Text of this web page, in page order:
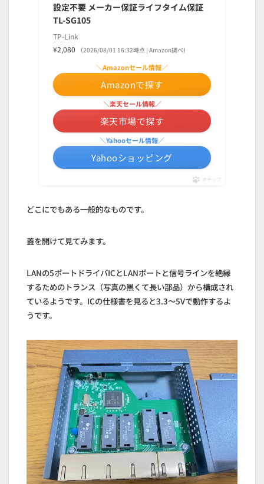
設定不要 メーカー保証ライフタイム保証
TL-SG105
TP-Link
¥2,080
（2026/08/01 16:32時点 | Amazon調べ）
＼Amazonセール情報／
Amazonで探す
＼楽天セール情報／
楽天市場で探す
＼Yahooセール情報／
Yahooショッピング
ポチップ
どこにでもある一般的なものです。
蓋を開けて見てみます。
LANの5ポートドライバICとLANポートと信号ラインを絶縁
するためのトランス（写真の黒くて長い部品）から構成され
ているようです。ICの仕様書を見ると3.3～5Vで動作するよ
うです。